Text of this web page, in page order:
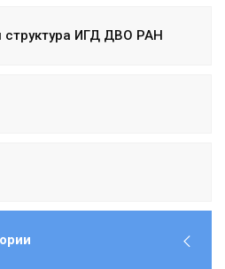
структура ИГД ДВО РАН